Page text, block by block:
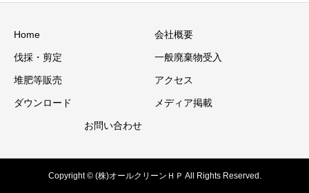
Home 会社概要
伐採・剪定 一般廃棄物受入
堆肥等販売 アクセス
ダウンロード メディア掲載
お問い合わせ
Copyright © (株)オールクリーンＨＰ All Rights Reserved.